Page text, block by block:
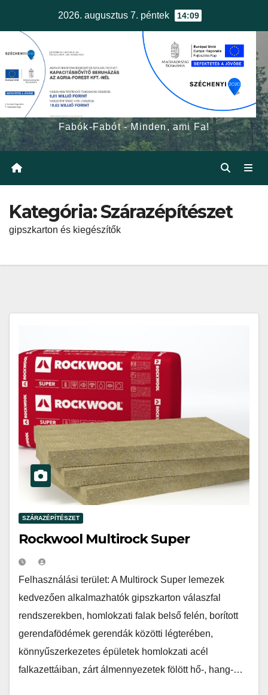
2026. augusztus 7. péntek 14:09
egerfa.hu
Fabók-Fabót - Minden, ami Fa!
Kategória:Szárazépítészet
gipszkarton és kiegészítők
SZÁRAZÉPÍTÉSZET
Rockwool Multirock Super
Felhasználási terület: A Multirock Super lemezek
kedvezően alkalmazhatók gipszkarton válaszfal
rendszerekben, homlokzati falak belső felén, borított
gerendafödémek gerendák közötti légterében,
könnyűszerkezetes épületek homlokzati acél
falkazettáiban, zárt álmennyezetek fölött hő-, hang-…